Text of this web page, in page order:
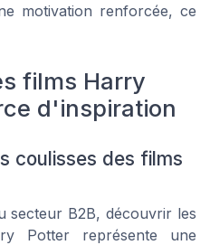
motivation renforcée, ce
films Harry
d'inspiration
coulisses des films
secteur B2B, découvrir les
Potter représente une